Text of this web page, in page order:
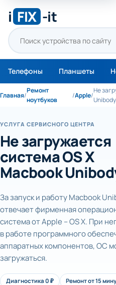
i FIX -it
Телефоны Планшеты
Главная/
Ремонт
ноутбуков
/Apple/
Не
Unibody
УСЛУГА СЕРВИСНОГО ЦЕНТРА
Не загружается
система OS X
Macbook
За запуск и работу Macbook
отвечает фирменная
система от Apple – OS X. При
в работе программного
аппаратных компонентов, ОС
загружаться.
Диагностика 0 ₽
Ремонт от 15